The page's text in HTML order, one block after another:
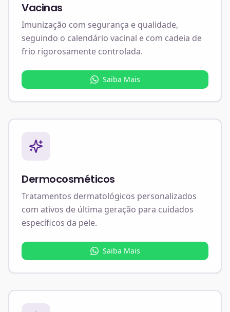
Vacinas
Imunização com segurança e qualidade,
seguindo o calendário vacinal e com cadeia de
frio rigorosamente controlada.
Saiba Mais
Dermocosméticos
Tratamentos dermatológicos personalizados
com ativos de última geração para cuidados
específicos da pele.
Saiba Mais